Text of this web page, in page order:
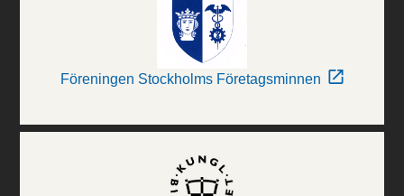
Föreningen Stockholms Företagsminnen